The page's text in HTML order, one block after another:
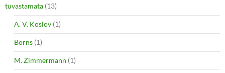
tuvastamata (13)
A. V. Koslov (1)
Börns (1)
M. Zimmermann (1)